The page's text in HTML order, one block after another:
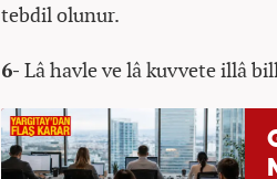
tebdil olunur.
6- Lâ havle ve lâ kuvvete illâ